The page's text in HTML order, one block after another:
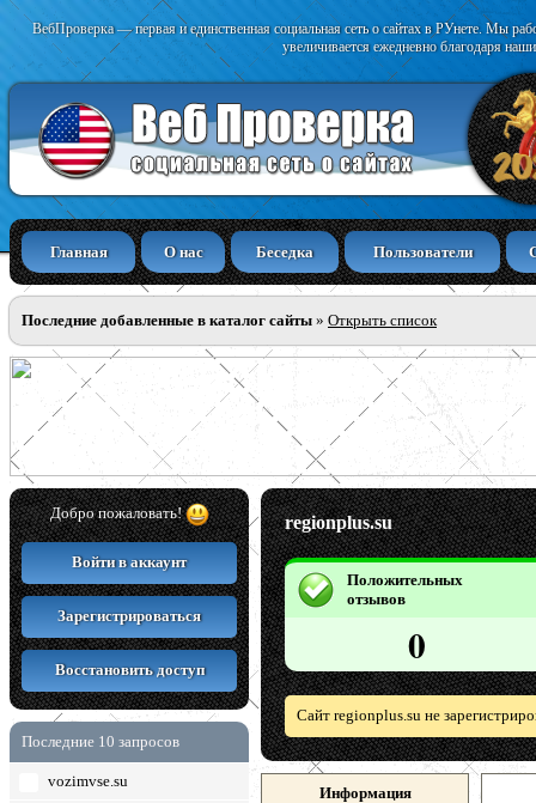
ВебПроверка — первая и единственная социальная сеть о сайтах в РУнете. Мы
увеличивается ежедневно благодаря
Главная О нас Беседка Пользователи
Последние добавленные в каталог сайты » Открыть список
Добро пожаловать!
Войти в аккаунт
Зарегистрироваться
Восстановить доступ
Последние 10 запросов
vozimvse.su
regionplus.su
Положительных
отзывов
0
Сайт regionplus.su не
Информация